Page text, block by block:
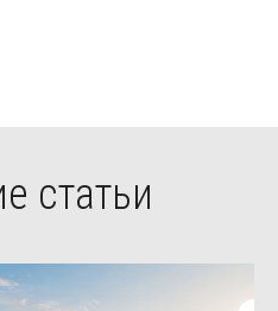
статьи